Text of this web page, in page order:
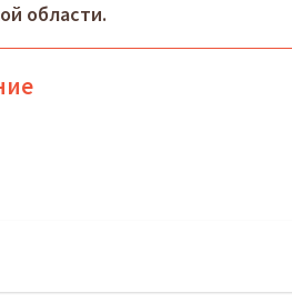
области.